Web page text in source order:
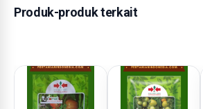
Produk-produk terkait